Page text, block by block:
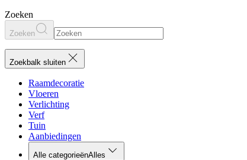
Zoeken
Zoeken
Zoekbalk sluiten
Raamdecoratie
Vloeren
Verlichting
Verf
Tuin
Aanbiedingen
Alle categorieënAlles